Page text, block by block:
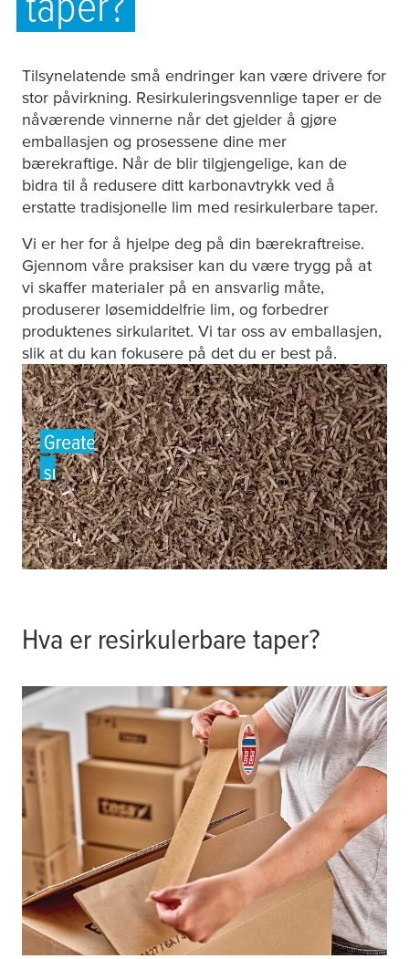
Tilsynelatende små endringer kan være drivere for
stor påvirkning. Resirkuleringsvennlige taper er de
nåværende vinnerne når det gjelder å gjøre
emballasjen og prosessene dine mer
bærekraftige. Når de blir tilgjengelige, kan de
bidra til å redusere ditt karbonavtrykk ved å
erstatte tradisjonelle lim med resirkulerbare taper.
Vi er her for å hjelpe deg på din bærekraftreise.
Gjennom våre praksiser kan du være trygg på at
vi skaffer materialer på en ansvarlig måte,
produserer løsemiddelfrie lim, og forbedrer
produktenes sirkularitet. Vi tar oss av emballasjen,
slik at du kan fokusere på det du er best på.
Hva er resirkulerbare taper?